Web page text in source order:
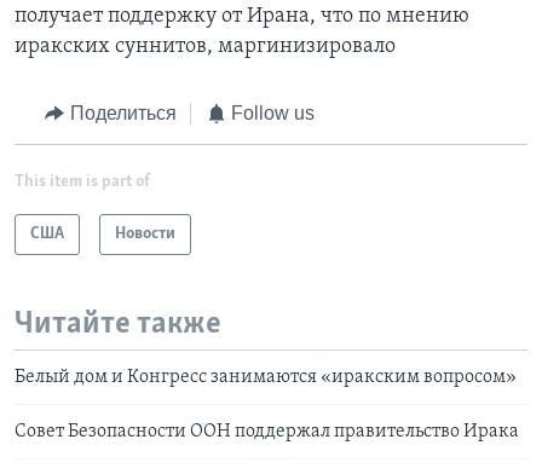
получает поддержку от Ирана, что по мнению
иракских суннитов, маргинизировало
Поделиться Follow us
This item is part of
США Новости
Читайте также
Белый дом и Конгресс занимаются «иракским вопросом»
Совет Безопасности ООН поддержал правительство Ирака